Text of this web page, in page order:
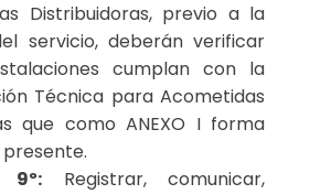
Distribuidoras, previo a la
servicio, deberán verificar
cumplan con la
Técnica para Acometidas
que como ANEXO I forma
9º: Registrar, comunicar,